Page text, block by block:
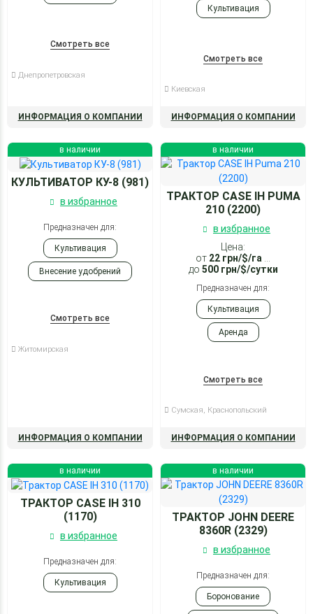
Смотреть все
Днепропетровская
ИНФОРМАЦИЯ О КОМПАНИИ
Культивация
Смотреть все
Киевская
ИНФОРМАЦИЯ О КОМПАНИИ
в наличии
КУЛЬТИВАТОР КУ-8 (981)
в избранное
Предназначен для:
Культивация
Внесение удобрений
Смотреть все
Житомирская
ИНФОРМАЦИЯ О КОМПАНИИ
в наличии
ТРАКТОР CASE IH PUMA
210 (2200)
в избранное
Цена:
от 22 грн/$/га
до 500 грн/$/сутки
Предназначен для:
Культивация
Аренда
Смотреть все
Сумская, Краснопольский
ИНФОРМАЦИЯ О КОМПАНИИ
в наличии
ТРАКТОР CASE IH 310
(1170)
в избранное
Предназначен для:
Культивация
в наличии
ТРАКТОР JOHN DEERE
8360R (2329)
в избранное
Предназначен для:
Боронование